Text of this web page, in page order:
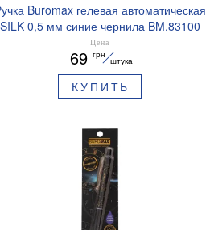
Buromax гелевая автоматическая
SILK 0,5 мм синие чернила BM.83100
Цена
69 грн
штука
КУПИТЬ